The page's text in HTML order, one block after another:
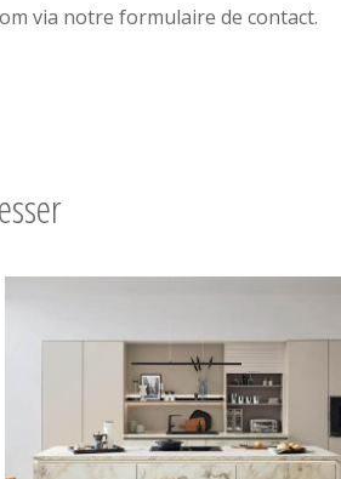
via notre formulaire de contact.